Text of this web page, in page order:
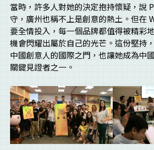
當時，許多人對她的決定抱持懷疑，說
守，廣州也稱不上是創意的熱土。但在
要全情投入，每一個品牌都值得被精彩
機會閃耀出屬於自己的光芒。這份堅持
中國創意人的國際之門，也讓她成為中
關鍵見證者之一。